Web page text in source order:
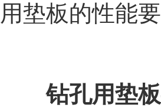
用垫板的性能要
钻孔用垫